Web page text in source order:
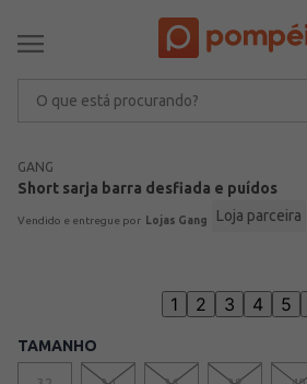
GANG
Short sarja barra desfiada e puídos
Lojas Gang Loja parceira
1 2 3 4 5
TAMANHO